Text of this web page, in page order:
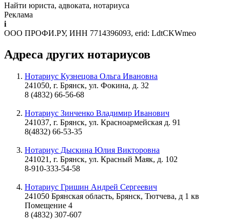
Найти юриста, адвоката, нотариуса
Реклама
i
ООО ПРОФИ.РУ, ИНН 7714396093, erid: LdtCKWmeo
Адреса других нотариусов
Нотариус Кузнецова Ольга Ивановна
241050, г. Брянск, ул. Фокина, д. 32
8 (4832) 66-56-68
Нотариус Зинченко Владимир Иванович
241037, г. Брянск, ул. Красноармейская д. 91
8(4832) 66-53-35
Нотариус Дыскина Юлия Викторовна
241021, г. Брянск, ул. Красный Маяк, д. 102
8-910-333-54-58
Нотариус Гришин Андрей Сергеевич
241050 Брянская область, Брянск, Тютчева, д 1 кв
Помещение 4
8 (4832) 307-607